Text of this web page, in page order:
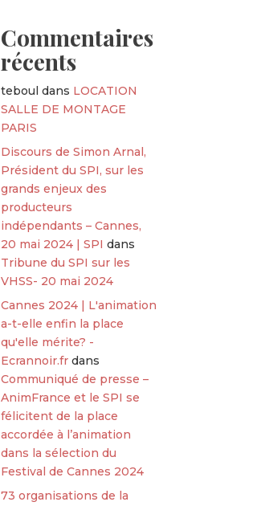
Commentaires
récents
teboul dans LOCATION
SALLE DE MONTAGE
PARIS
Discours de Simon Arnal,
Président du SPI, sur les
grands enjeux des
producteurs
indépendants – Cannes,
20 mai 2024 | SPI dans
Tribune du SPI sur les
VHSS- 20 mai 2024
Cannes 2024 | L'animation
a-t-elle enfin la place
qu'elle mérite? -
Ecrannoir.fr dans
Communiqué de presse –
AnimFrance et le SPI se
félicitent de la place
accordée à l’animation
dans la sélection du
Festival de Cannes 2024
73 organisations de la